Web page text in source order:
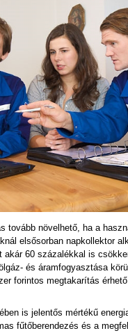
tovább növelhető, ha a
elsősorban napkollektor
60 százalékkal is
és áramfogyasztása
forintos megtakarítás
is jelentős mértékű
fűtőberendezés és a